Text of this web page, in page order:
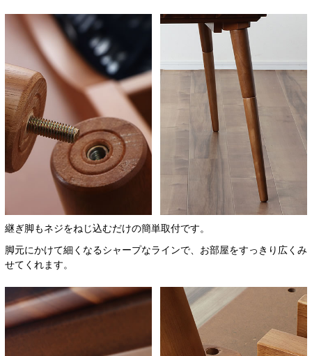
継ぎ脚もネジをねじ込むだけの簡単取付です。
脚元にかけて細くなるシャープなラインで、お部屋をすっきり広くみ
せてくれます。